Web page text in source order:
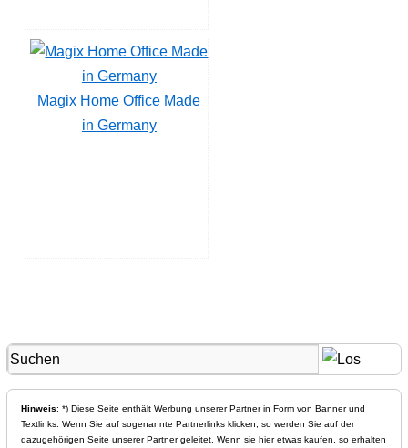
Magix Home Office Made
in Germany
Hinweis: *) Diese Seite enthält Werbung unserer Partner in Form von Banner und
Textlinks. Wenn Sie auf sogenannte Partnerlinks klicken, so werden Sie auf der
dazugehörigen Seite unserer Partner geleitet. Wenn sie hier etwas kaufen, so erhalten